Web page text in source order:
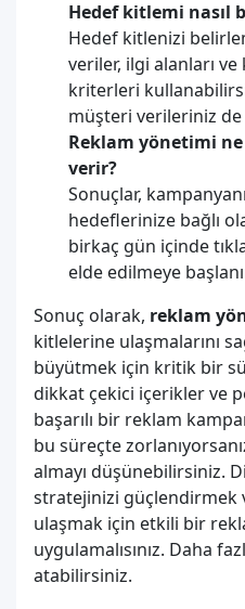
Hedef kitlemi nasıl
Hedef kitlenizi
veriler, ilgi alanları ve
kriterleri
müşteri verileriniz de
Reklam yönetimi
verir?
Sonuçlar,
hedeflerinize bağlı
birkaç gün içinde
elde edilmeye
Sonuç olarak, reklam
kitlelerine ulaşmalarını
büyütmek için kritik bir
dikkat çekici içerikler ve
başarılı bir reklam
bu süreçte
almayı düşünebilirsiniz.
stratejinizi güçlendirmek
ulaşmak için etkili bir
uygulamalısınız. Daha
atabilirsiniz.